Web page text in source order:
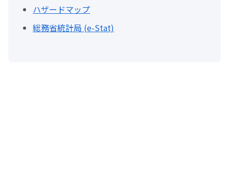
ハザードマップ
総務省統計局 (e-Stat)